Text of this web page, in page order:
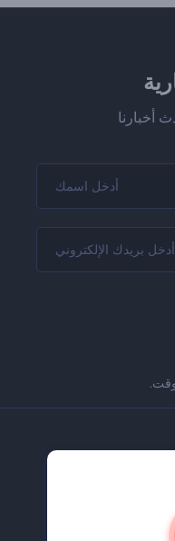
أخبارنا